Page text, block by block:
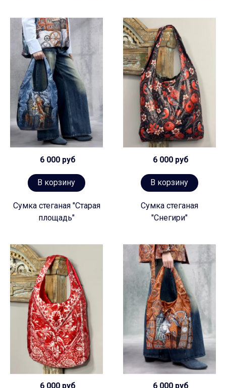
6 000 руб
В корзину
Сумка стеганая "Старая
площадь"
6 000 руб
В корзину
Сумка стеганая
"Снегири"
6 000 руб 6 000 руб